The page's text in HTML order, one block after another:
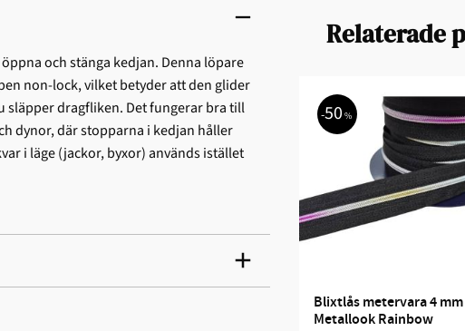
och stänga kedjan. Denna löpare
non-lock, vilket betyder att den glider
släpper dragfliken. Det fungerar bra till
dynor, där stopparna i kedjan håller
i läge (jackor, byxor) används istället
Relaterade
Blixtlås metervara 4 mm
Metallook Rainbow
50 %